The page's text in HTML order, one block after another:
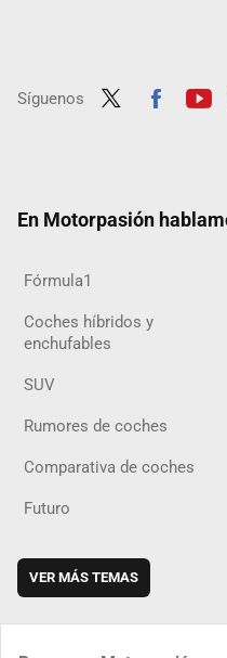
Síguenos
En Motorpasión
Fórmula1
Coches híbridos y
enchufables
SUV
Rumores de coches
Comparativa de coches
Futuro
VER MÁS TEMAS